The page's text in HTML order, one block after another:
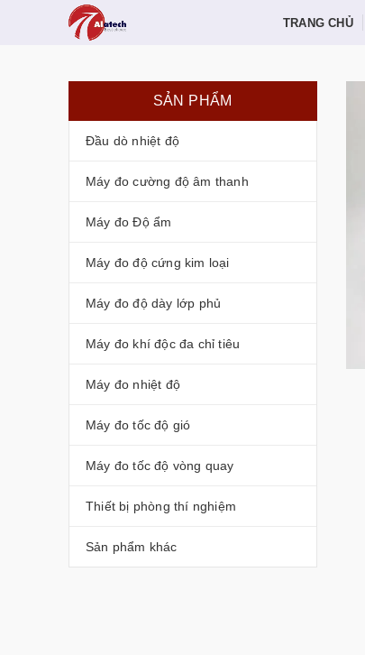
TRANG CHỦ
SẢN PHẨM
Đầu dò nhiệt độ
Máy đo cường độ âm thanh
Máy đo Độ ẩm
Máy đo độ cứng kim loại
Máy đo độ dày lớp phủ
Máy đo khí độc đa chỉ tiêu
Máy đo nhiệt độ
Máy đo tốc độ gió
Máy đo tốc độ vòng quay
Thiết bị phòng thí nghiệm
Sản phẩm khác